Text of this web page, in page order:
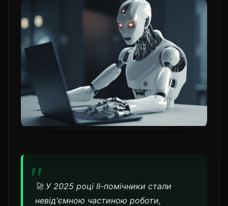
🚀 У 2025 році ІІ-помічники стали
невід'ємною частиною роботи,